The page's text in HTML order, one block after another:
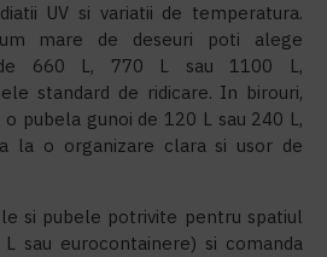
UV si variatii de temperatura.
mare de deseuri poti alege
660 L, 770 L sau 1100 L,
standard de ridicare. In birouri,
pubela gunoi de 120 L sau 240 L,
la o organizare clara si usor de
si pubele potrivite pentru spatiul
sau eurocontainere) si comanda